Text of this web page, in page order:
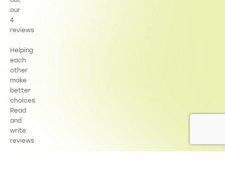
our
4
reviews
Helping
each
other
make
better
choices
Read
and
write
reviews